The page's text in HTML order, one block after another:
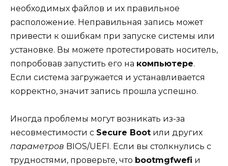
необходимых файлов и их правильное
расположение. Неправильная запись может
привести к ошибкам при запуске системы или
установке. Вы можете протестировать носитель,
попробовав запустить его на компьютере.
Если система загружается и устанавливается
корректно, значит запись прошла успешно.
Иногда проблемы могут возникать из-за
несовместимости с Secure Boot или других
параметров BIOS/UEFI. Если вы столкнулись с
трудностями, проверьте, что bootmgfwefi и